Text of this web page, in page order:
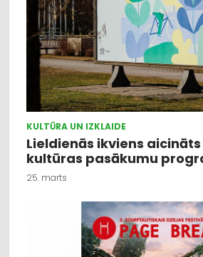
KULTŪRA UN IZKLAIDE
Lieldienās ikviens
kultūras pasākumu
25. marts